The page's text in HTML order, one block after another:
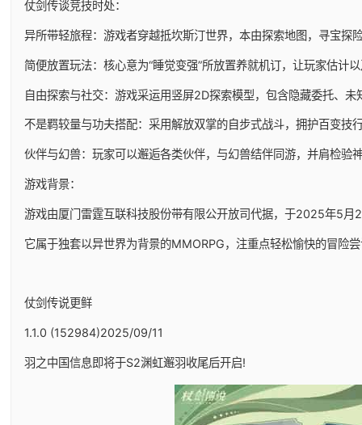
仗剑传谈竞技时处：
异所带轻旅程：游戏者穿越抵坎斯汀世界，本由探索地图，寻宝探
简便放置玩法：核心意为“睡觉变强”所放置养就机订，让玩家估计
自由探索与社交：游戏采运用竖屏2D探索模型，包含隐藏委托、
不是羁较量与功夫搭配：采用解放双掌的自步式战斗，拥护百变技
伙伴与幻兽：玩家可以邂逅各类伙伴，与幻兽结伴同游，并肩检验
游戏背景：
游戏由厦门雷霆互联科技股份带有限公开放司代据，于2025年5
它属于独套以异世界为背景的MMORPG，注重点轻松愉快的冒险
仗剑传说更鲜
1.1.0 (152984)2025/09/11
羽之中国信息即将于S2渊虹邂羽收尾后开启!